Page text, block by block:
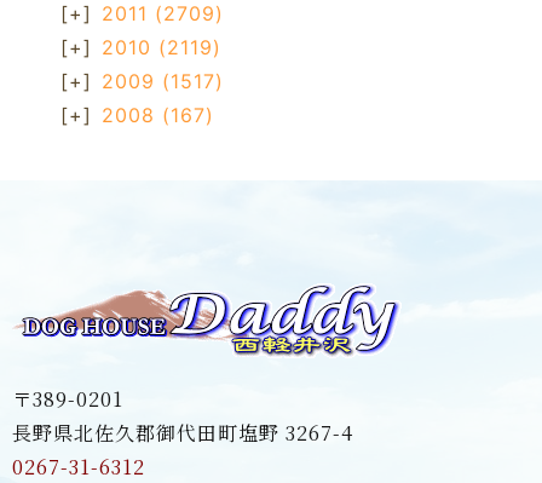
[+] 2011 (2709)
[+] 2010 (2119)
[+] 2009 (1517)
[+] 2008 (167)
〒389-0201
長野県北佐久郡御代田町塩野 3267-4
0267-31-6312